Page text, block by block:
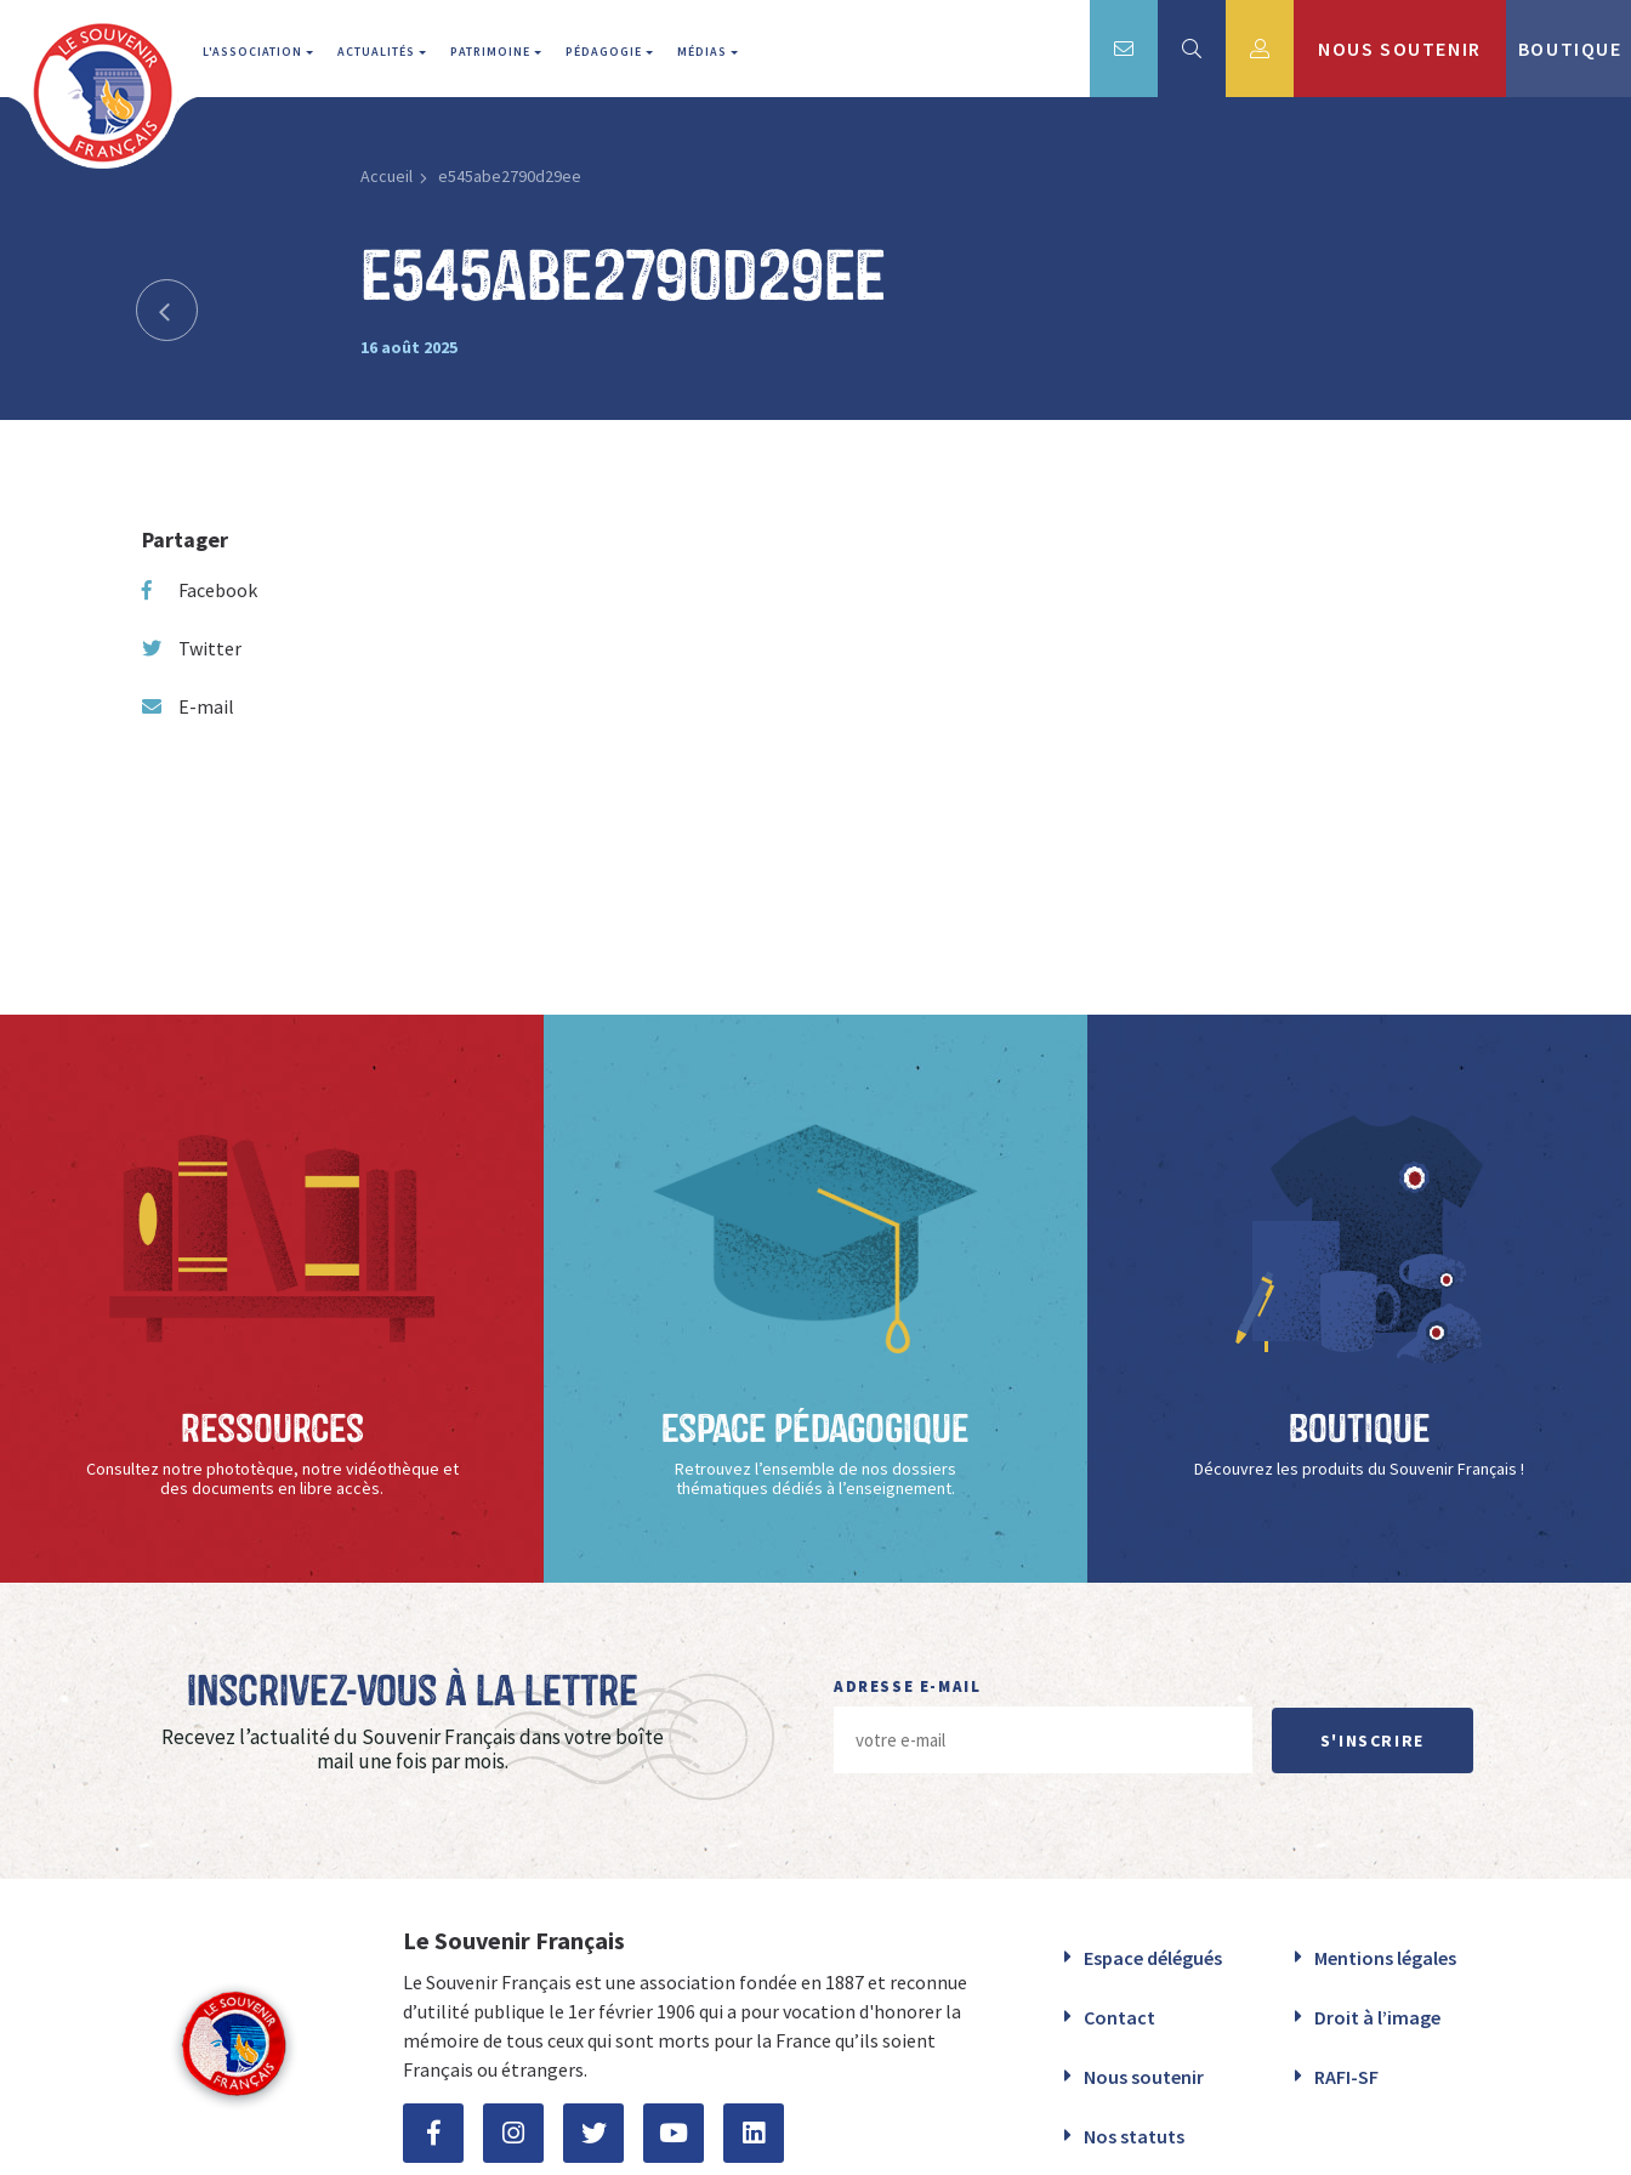
L'ASSOCIATION ACTUALITÉS PATRIMOINE PÉDAGOGIE MÉDIAS NOUS SOUTENIR BOUTIQUE
Accueil e545abe2790d29ee
e545abe2790d29ee
16 août 2025
Partager
Facebook
Twitter
E-mail
Ressources
Consultez notre phototèque, notre vidéothèque et
des documents en libre accès.
Espace Pédagogique
Retrouvez l’ensemble de nos dossiers
thématiques dédiés à l’enseignement.
Boutique
Découvrez les produits du Souvenir Français !
Inscrivez-vous à La Lettre
Recevez l’actualité du Souvenir Français dans votre boîte
mail une fois par mois.
ADRESSE E-MAIL
S'INSCRIRE
Le Souvenir Français
Le Souvenir Français est une association fondée en 1887 et reconnue
d’utilité publique le 1er février 1906 qui a pour vocation d'honorer la
mémoire de tous ceux qui sont morts pour la France qu’ils soient
Français ou étrangers.
Espace délégués Mentions légales
Contact Droit à l’image
Nous soutenir RAFI-SF
Nos statuts